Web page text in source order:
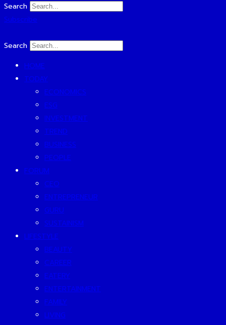
Search
Subscribe
Search
HOME
TODAY
ECONOMICS
ESG
INVESTMENT
TREND
BUSINESS
PEOPLE
FORUM
CEO
ENTREPRENEUR
GURU
SUSTAINISM
LIFESTYLE
BEAUTY
CAREER
EATERY
ENTERTAINMENT
FAMILY
LIVING